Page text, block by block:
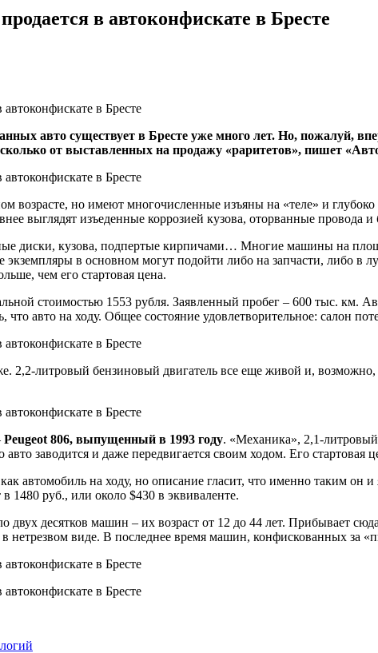
в автоконфискате в Бресте
авто существует в Бресте уже много лет. Но, пожалуй,
от выставленных на продажу «раритетов», пишет
возрасте, но имеют многочисленные изъяны на «теле» и
выглядят изъеденные коррозией кузова, оторванные
диски, кузова, подпертые кирпичами… Многие машины на
в основном могут подойти либо на запчасти, либо в
чем его стартовая цена.
стоимостью 1553 рубля. Заявленный пробег – 600 тыс. км.
что авто на ходу. Общее состояние удовлетворительное: салон
2,2-литровый бензиновый двигатель все еще живой и, возможно,
Peugeot 806, выпущенный в 1993 году. «Механика», 2,1-
заводится и даже передвигается своим ходом. Его стартовая
автомобиль на ходу, но описание гласит, что именно таким он
1480 руб., или около $430 в эквиваленте.
двух десятков машин – их возраст от 12 до 44 лет. Прибывает
нетрезвом виде. В последнее время машин, конфискованных за